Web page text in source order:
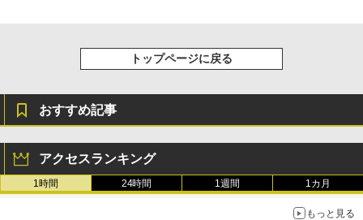
トップページに戻る
おすすめ記事
アクセスランキング
1時間 24時間 1週間 1カ月
もっと見る